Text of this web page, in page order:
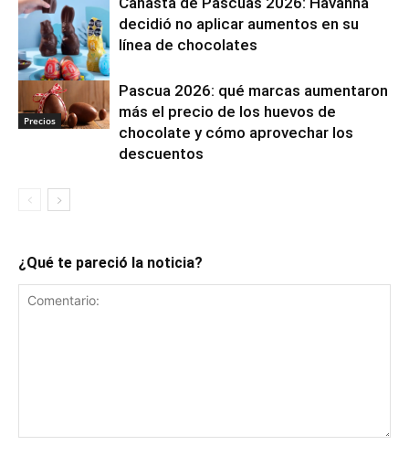
Precios
decidió no aplicar aumentos en su
línea de chocolates
Precios
Pascua 2026: qué marcas aumentaron
más el precio de los huevos de
chocolate y cómo aprovechar los
descuentos
¿Qué te pareció la noticia?